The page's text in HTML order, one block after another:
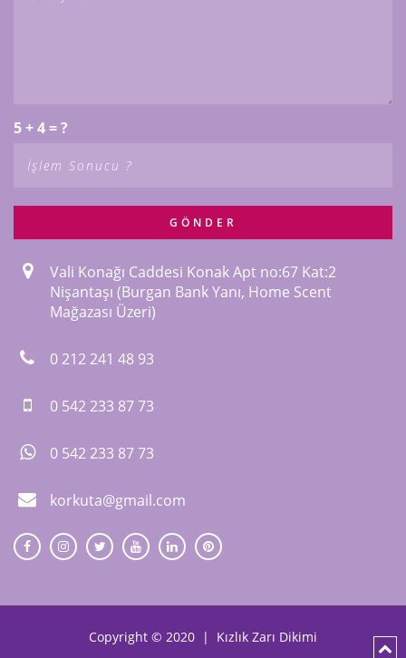
5 + 4 = ?
GÖNDER
Vali Konağı Caddesi Konak Apt no:67 Kat:2
Nişantaşı (Burgan Bank Yanı, Home Scent
Mağazası Üzeri)
0 212 241 48 93
0 542 233 87 73
0 542 233 87 73
korkuta@gmail.com
Copyright © 2020 | Kızlık Zarı Dikimi